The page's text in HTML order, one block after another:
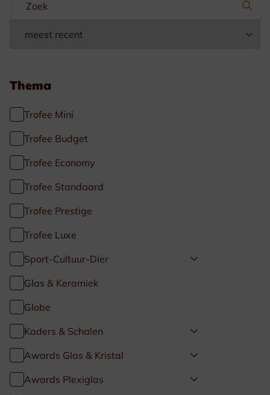
Thema
Trofee Mini
Trofee Budget
Trofee Economy
Trofee Standaard
Trofee Prestige
Trofee Luxe
Sport-Cultuur-Dier
Glas & Keramiek
Globe
Kaders & Schalen
Awards Glas & Kristal
Awards Plexiglas